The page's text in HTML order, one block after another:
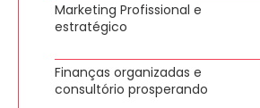
Marketing Profissional e
estratégico
Finanças organizadas e
consultório prosperando